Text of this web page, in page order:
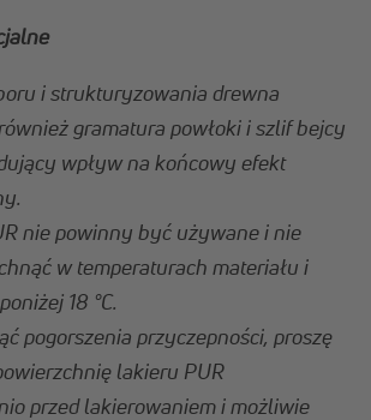
i strukturyzowania drewna
gramatura powłoki i szlif bejcy
wpływ na końcowy efekt
nie powinny być używane i nie
w temperaturach materiału i
18 °C.
pogorszenia przyczepności, proszę
lakieru PUR
przed lakierowaniem i możliwie